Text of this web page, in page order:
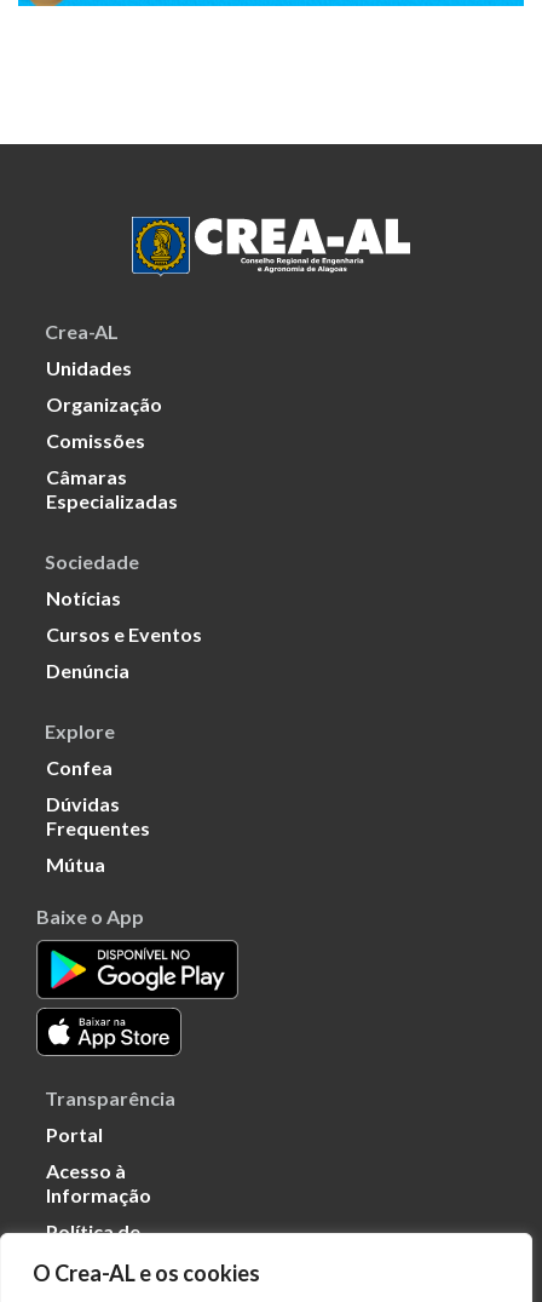
O Crea-AL e os cookies
Crea-AL
Unidades
Organização
Comissões
Câmaras
Especializadas
Sociedade
Notícias
Cursos e Eventos
Denúncia
Explore
Confea
Dúvidas
Frequentes
Mútua
Baixe o App
Transparência
Portal
Acesso à
Informação
Política de
Dados